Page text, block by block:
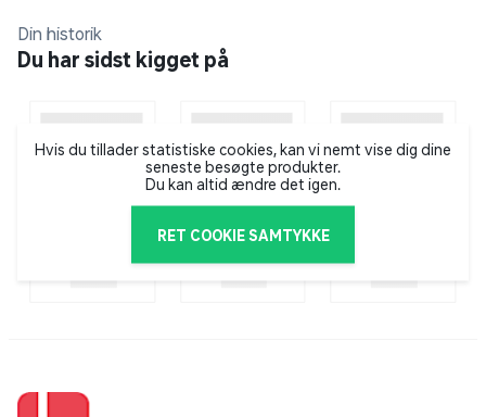
Din historik
Du har sidst kigget på
Hvis du tillader statistiske cookies, kan vi nemt vise dig dine
seneste besøgte produkter.
Du kan altid ændre det igen.
RET COOKIE SAMTYKKE